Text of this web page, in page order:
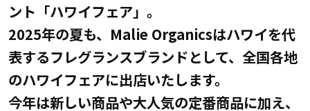
ント「ハワイフェア」。
2025年の夏も、Malie Organicsはハワイを代
表するフレグランスブランドとして、全国各地
のハワイフェアに出店いたします。
今年は新しい商品や大人気の定番商品に加え、